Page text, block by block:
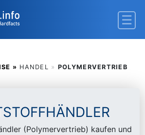
» HANDEL » POLYMERVERTRIEB
(Polymervertrieb) kaufen und